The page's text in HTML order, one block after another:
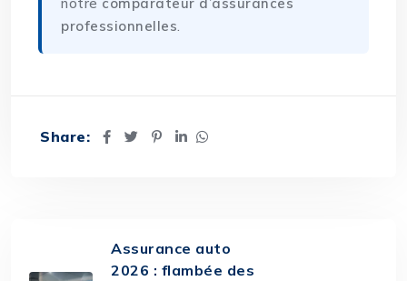
professionnelles.
Share:
Assurance auto
2026 : flambée des